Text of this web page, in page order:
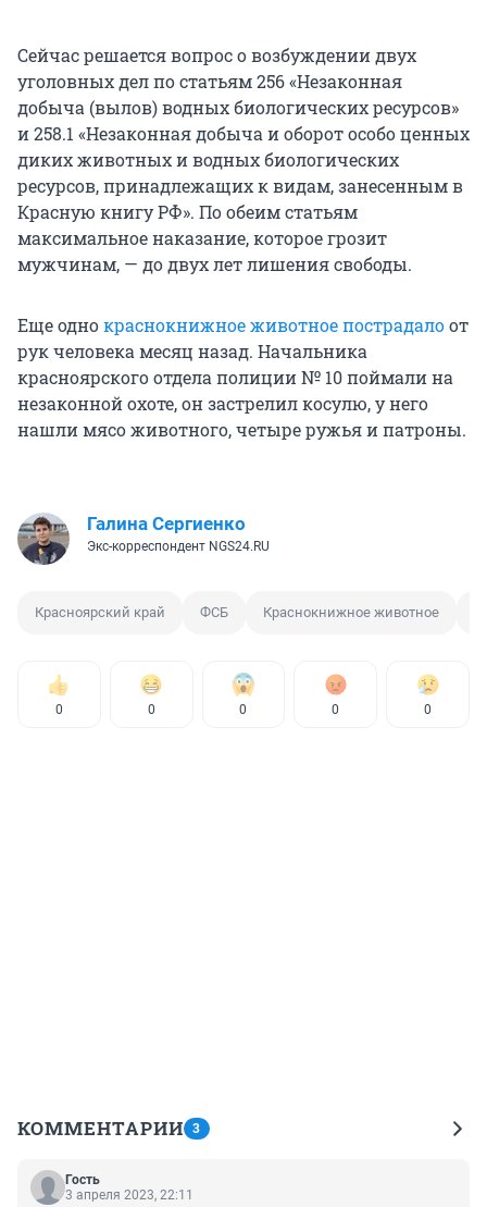
Сейчас решается вопрос о возбуждении двух
уголовных дел по статьям 256 «Незаконная
добыча (вылов) водных биологических ресурсов»
и 258.1 «Незаконная добыча и оборот особо ценных
диких животных и водных биологических
ресурсов, принадлежащих к видам, занесенным в
Красную книгу РФ». По обеим статьям
максимальное наказание, которое грозит
мужчинам, — до двух лет лишения свободы.
Еще однокраснокнижное животное пострадалоот
рук человека месяц назад. Начальника
красноярского отдела полиции № 10 поймали на
незаконной охоте, он застрелил косулю, у него
нашли мясо животного, четыре ружья и патроны.
Галина Сергиенко
Экс-корреспондент NGS24.RU
Красноярский край ФСБ Краснокнижное животное
0 0 0 0 0
КОММЕНТАРИИ 3
Гость
3 апреля 2023, 22:11